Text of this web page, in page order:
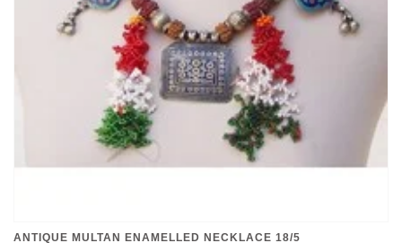
€440,00*